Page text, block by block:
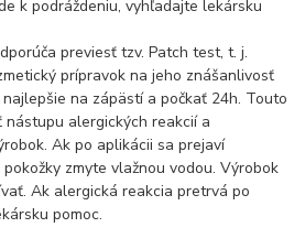
k podráždeniu, vyhľadajte lekársku
previesť tzv. Patch test, t. j.
prípravok na jeho znášanlivosť
na zápästí a počkať 24h. Touto
alergických reakcií a
Ak po aplikácii sa prejaví
zmyte vlažnou vodou. Výrobok
Ak alergická reakcia pretrvá po
pomoc.